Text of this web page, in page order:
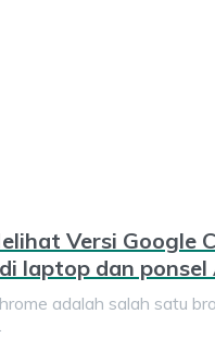
Versi Google
laptop dan ponsel
adalah salah satu